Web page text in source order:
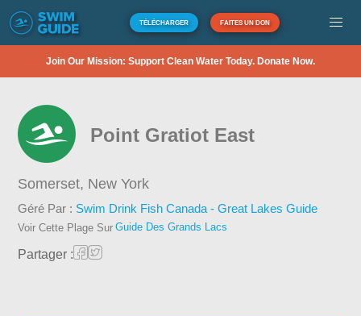
TÉLÉCHARGER FAITES UN DON
Join Our Mission: Support Clean Water Today. Donate Now.
Point Gratiot East
Somerset, New York
Géré Par : Swim Drink Fish Canada - Great Lakes Guide
Voir Cette Plage Sur Guide Des Grands Lacs
Partager :